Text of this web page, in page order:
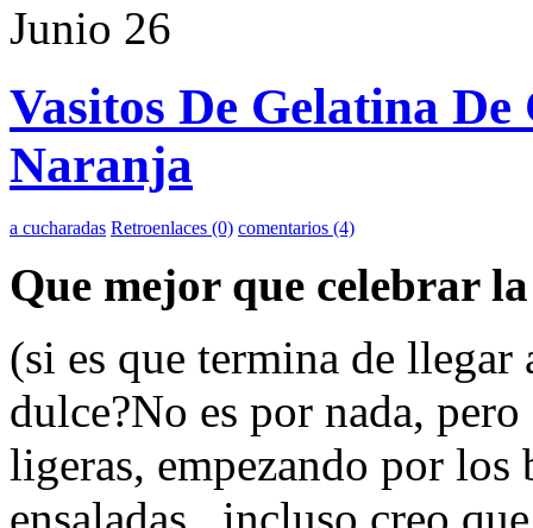
Junio 26
Vasitos De Gelatina
Naranja
a cucharadas Retroenlaces (0) comentarios (4)
Que mejor que celebrar
(si es que termina de
dulce?No es por nada,
ligeras, empezando por los